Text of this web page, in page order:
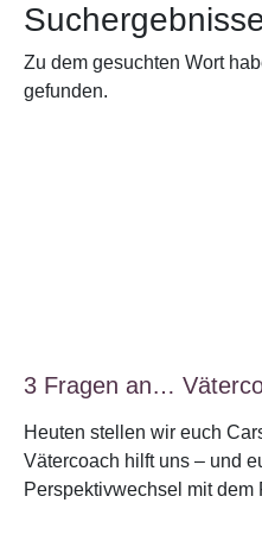
Zu dem gesuchten Wort
gefunden.
3 Fragen an…
Heuten stellen wir euch
Vätercoach hilft uns – und
Perspektivwechsel mit dem